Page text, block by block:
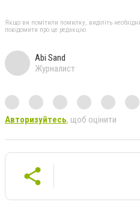
Якщо ви помітили помилку, виділіть
повідомити про це редакцію
Abi Sand
Журналист
Авторизуйтесь, щоб оцінити